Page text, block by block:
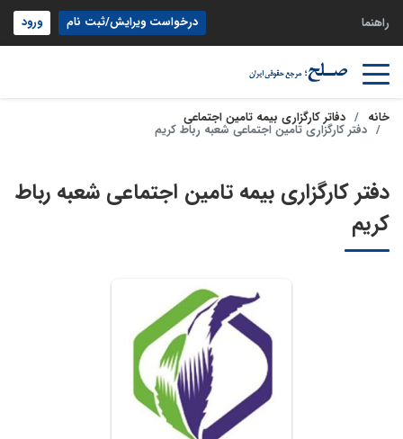
راهنما درخواست ویرایش/ثبت نام ورود
خانه دفاتر کارگزاری بیمه تامین اجتماعی
دفتر کارگزاری تامین اجتماعی شعبه رباط کریم
دفتر کارگزاری بیمه تامین اجتماعی شعبه رباط
کریم